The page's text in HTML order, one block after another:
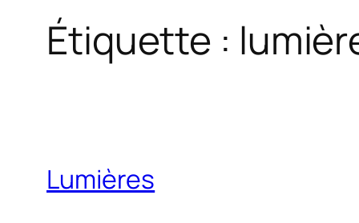
Étiquette :
Lumières